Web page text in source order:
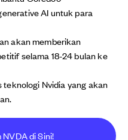
AI untuk para
akan memberikan
selama 18-24 bulan ke
Nvidia yang akan
di Sini!